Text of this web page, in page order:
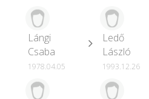
Lángi
Csaba
1978.04.05
Ledő
László
1993.12.26